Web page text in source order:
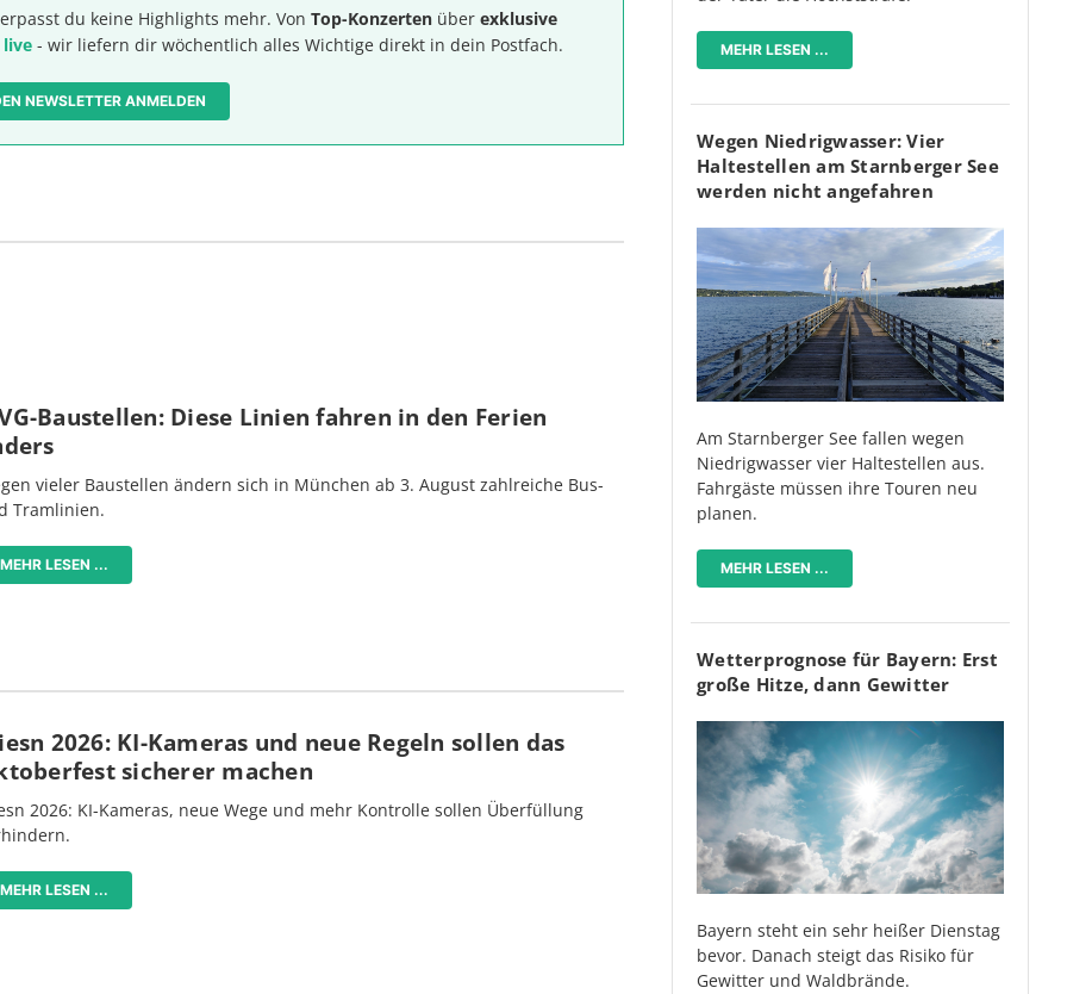
Lautstärke
du keine Highlights mehr. Von Top-Konzerten über exklusive
live - wir liefern dir wöchentlich alles Wichtige direkt in dein Postfach.
NEWSLETTER ANMELDEN
Baustellen: Diese Linien fahren in den Ferien
vieler Baustellen ändern sich in München ab 3. August zahlreiche Bus-
Tramlinien.
MEHR LESEN ...
2026: KI-Kameras und neue Regeln sollen das
sicherer machen
2026: KI-Kameras, neue Wege und mehr Kontrolle sollen Überfüllung
MEHR LESEN ...
MEHR LESEN ...
Wegen Niedrigwasser: Vier
Haltestellen am Starnberger See
werden nicht angefahren
Am Starnberger See fallen wegen
Niedrigwasser vier Haltestellen aus.
Fahrgäste müssen ihre Touren neu
planen.
MEHR LESEN ...
Wetterprognose für Bayern: Erst
große Hitze, dann Gewitter
Bayern steht ein sehr heißer Dienstag
bevor. Danach steigt das Risiko für
Gewitter und Waldbrände.